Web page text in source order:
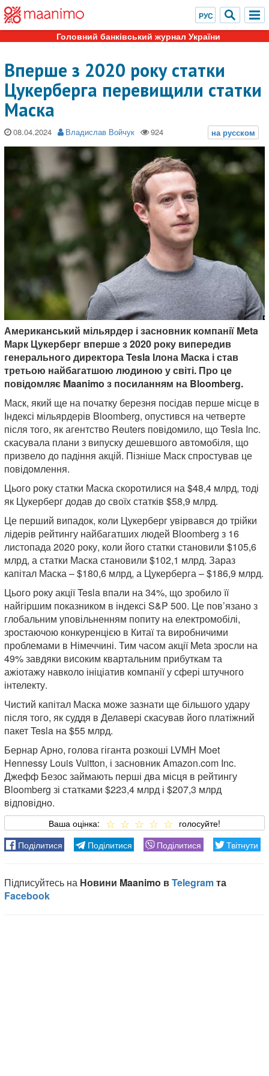
Головний банківський журнал України
Вперше з 2020 року статки
Цукерберга перевищили статки
Маска
08.04.2024 Владислав Войчук
Американський мільярдер і засновник компанії Meta
Марк Цукерберг вперше з 2020 року випередив
генерального директора Tesla Ілона Маска і став
третьою найбагатшою людиною у світі. Про це
повідомляє Maanimo з посиланням на Bloomberg.
Маск, який ще на початку березня посідав перше місце в
Індексі мільярдерів Bloomberg, опустився на четверте
після того, як агентство Reuters повідомило, що Tesla Inc.
скасувала плани з випуску дешевшого автомобіля, що
призвело до падіння акцій. Пізніше Маск спростував це
повідомлення.
Цього року статки Маска скоротилися на $48,4 млрд, тоді
як Цукерберг додав до своїх статків $58,9 млрд.
Це перший випадок, коли Цукерберг увірвався до трійки
лідерів рейтингу найбагатших людей Bloomberg з 16
листопада 2020 року, коли його статки становили $105,6
млрд, а статки Маска становили $102,1 млрд. Зараз
капітал Маска – $180,6 млрд, а Цукерберга – $186,9 млрд.
Цього року акції Tesla впали на 34%, що зробило її
найгіршим показником в індексі S&P 500. Це пов’язано з
глобальним уповільненням попиту на електромобілі,
зростаючою конкуренцією в Китаї та виробничими
проблемами в Німеччині. Тим часом акції Meta зросли на
49% завдяки високим квартальним прибуткам та
ажіотажу навколо ініціатив компанії у сфері штучного
інтелекту.
Чистий капітал Маска може зазнати ще більшого удару
після того, як суддя в Делавері скасував його платіжний
пакет Tesla на $55 млрд.
Бернар Арно, голова гіганта розкоші LVMH Moet
Hennessy Louis Vuitton, і засновник Amazon.com Inc.
Джефф Безос займають перші два місця в рейтингу
Bloomberg зі статками $223,4 млрд і $207,3 млрд
відповідно.